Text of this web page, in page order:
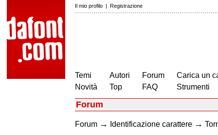
Il mio profilo | Registrazione
Temi
Novità
Autori
Top
Forum
FAQ
Carica un
Strumenti
Forum
Forum → Identificazione carattere →